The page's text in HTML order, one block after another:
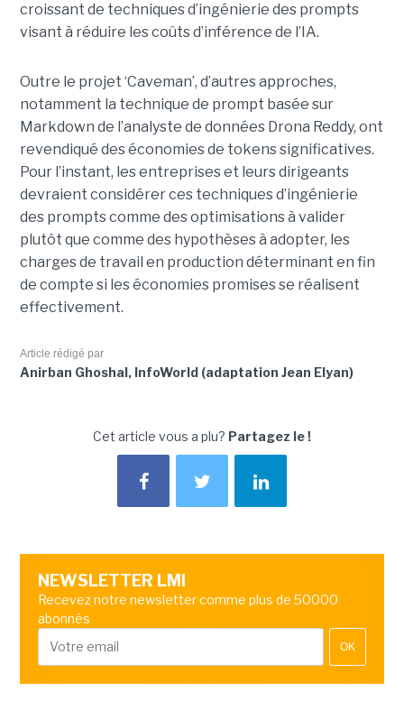
croissant de techniques d’ingénierie des prompts
visant à réduire les coûts d’inférence de l’IA.
Outre le projet ‘Caveman’, d’autres approches,
notamment la technique de prompt basée sur
Markdown de l’analyste de données Drona Reddy, ont
revendiqué des économies de tokens significatives.
Pour l’instant, les entreprises et leurs dirigeants
devraient considérer ces techniques d’ingénierie
des prompts comme des optimisations à valider
plutôt que comme des hypothèses à adopter, les
charges de travail en production déterminant en fin
de compte si les économies promises se réalisent
effectivement.
Article rédigé par
Anirban Ghoshal, InfoWorld (adaptation Jean Elyan)
Cet article vous a plu? Partagez le !
NEWSLETTER LMI
Recevez notre newsletter comme plus de 50000
abonnés
OK